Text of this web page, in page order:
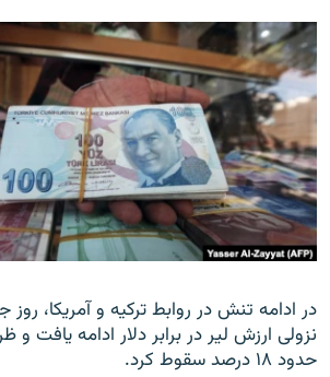
در ادامه تنش در روابط ترکیه و آمریکا، روز
نزولی ارزش لیر در برابر دلار ادامه یافت
حدود ۱۸ درصد سقوط کرد.